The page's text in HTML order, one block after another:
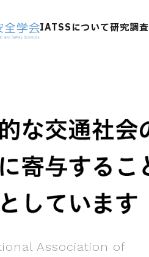
IATSSについて研究調査
Association of